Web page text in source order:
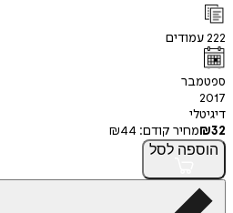
222עמודים
ספטמבר
2017
דיגיטלי
₪32 מחיר קודם: ₪44
הוספה לסל